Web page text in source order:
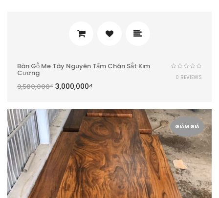
Bàn Gỗ Me Tây Nguyên Tấm Chân Sắt Kim
Cương
3,500,000₫ 3,000,000₫
0 REVIEWS
GIẢM GIÁ